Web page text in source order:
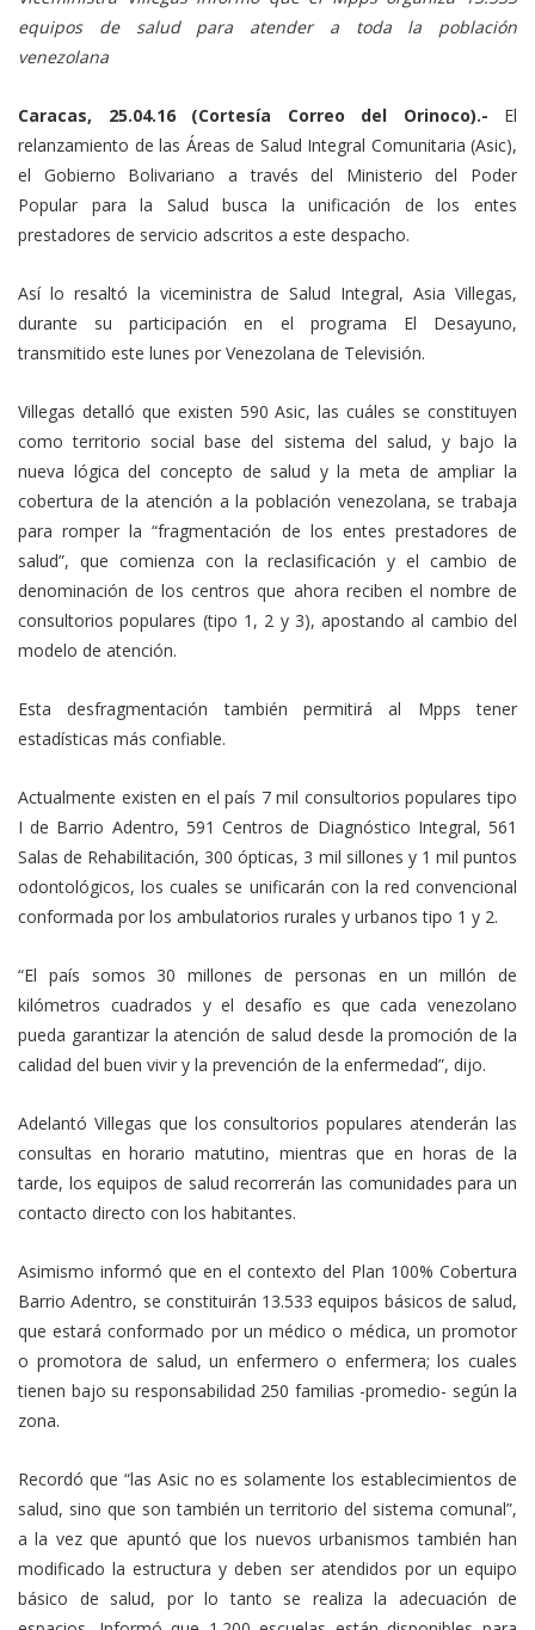
equipos de salud para atender a toda la población
venezolana
Caracas, 25.04.16 (Cortesía Correo del Orinoco).- El
relanzamiento de las Áreas de Salud Integral Comunitaria (Asic),
el Gobierno Bolivariano a través del Ministerio del Poder
Popular para la Salud busca la unificación de los entes
prestadores de servicio adscritos a este despacho.
Así lo resaltó la viceministra de Salud Integral, Asia Villegas,
durante su participación en el programa El Desayuno,
transmitido este lunes por Venezolana de Televisión.
Villegas detalló que existen 590 Asic, las cuáles se constituyen
como territorio social base del sistema del salud, y bajo la
nueva lógica del concepto de salud y la meta de ampliar la
cobertura de la atención a la población venezolana, se trabaja
para romper la “fragmentación de los entes prestadores de
salud”, que comienza con la reclasificación y el cambio de
denominación de los centros que ahora reciben el nombre de
consultorios populares (tipo 1, 2 y 3), apostando al cambio del
modelo de atención.
Esta desfragmentación también permitirá al Mpps tener
estadísticas más confiable.
Actualmente existen en el país 7 mil consultorios populares tipo
I de Barrio Adentro, 591 Centros de Diagnóstico Integral, 561
Salas de Rehabilitación, 300 ópticas, 3 mil sillones y 1 mil puntos
odontológicos, los cuales se unificarán con la red convencional
conformada por los ambulatorios rurales y urbanos tipo 1 y 2.
“El país somos 30 millones de personas en un millón de
kilómetros cuadrados y el desafío es que cada venezolano
pueda garantizar la atención de salud desde la promoción de la
calidad del buen vivir y la prevención de la enfermedad”, dijo.
Adelantó Villegas que los consultorios populares atenderán las
consultas en horario matutino, mientras que en horas de la
tarde, los equipos de salud recorrerán las comunidades para un
contacto directo con los habitantes.
Asimismo informó que en el contexto del Plan 100% Cobertura
Barrio Adentro, se constituirán 13.533 equipos básicos de salud,
que estará conformado por un médico o médica, un promotor
o promotora de salud, un enfermero o enfermera; los cuales
tienen bajo su responsabilidad 250 familias -promedio- según la
zona.
Recordó que “las Asic no es solamente los establecimientos de
salud, sino que son también un territorio del sistema comunal”,
a la vez que apuntó que los nuevos urbanismos también han
modificado la estructura y deben ser atendidos por un equipo
básico de salud, por lo tanto se realiza la adecuación de